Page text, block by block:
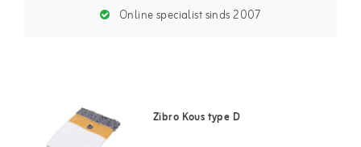
Online specialist sinds 2007
Zibro Kous type D